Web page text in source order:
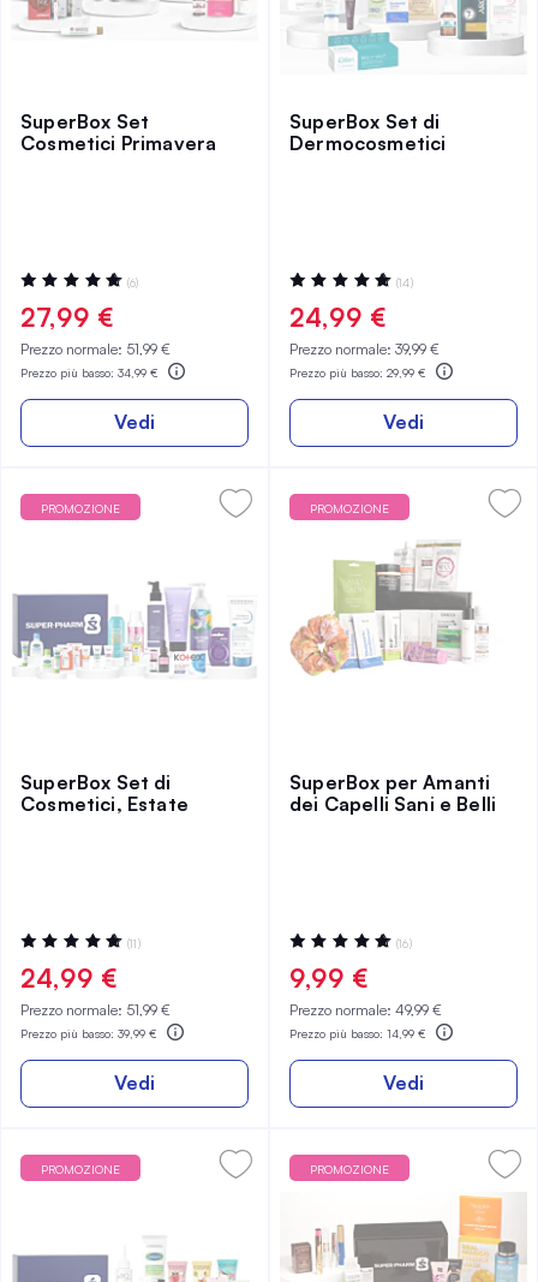
SuperBox Set
Cosmetici Primavera
Valutazione:
100%
(6)
27,99 €
Prezzo normale: 51,99 €
Prezzo più basso: 34,99 €
Vedi
SuperBox Set di
Dermocosmetici
Valutazione:
99%
(14)
24,99 €
Prezzo normale: 39,99 €
Prezzo più basso: 29,99 €
Vedi
PROMOZIONE
SuperBox Set di
Cosmetici, Estate
Valutazione:
96%
(11)
24,99 €
Prezzo normale: 51,99 €
Prezzo più basso: 39,99 €
Vedi
PROMOZIONE
SuperBox per Amanti
dei Capelli Sani e Belli
Valutazione:
100%
(16)
9,99 €
Prezzo normale: 49,99 €
Prezzo più basso: 14,99 €
Vedi
PROMOZIONE PROMOZIONE